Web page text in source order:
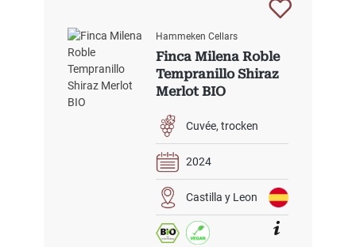
Hammeken Cellars
Finca Milena Roble
Tempranillo Shiraz
Merlot BIO
Cuvée trocken
2024
Castilla y Leon